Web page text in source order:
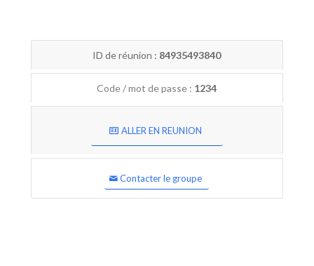
ID de réunion : 84935493840
Code / mot de passe : 1234
ALLER EN REUNION
Contacter le groupe